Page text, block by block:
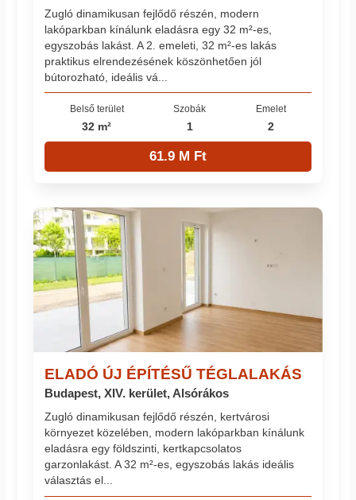
Zugló dinamikusan fejlődő részén, modern
lakóparkban kínálunk eladásra egy 32 m²-es,
egyszobás lakást. A 2. emeleti, 32 m²-es lakás
praktikus elrendezésének köszönhetően jól
bútorozható, ideális vá...
Belső terület
32 m²
Szobák
1
Emelet
2
61.9 M Ft
ELADÓ ÚJ ÉPÍTÉSŰ TÉGLALAKÁS
Budapest, XIV. kerület, Alsórákos
Zugló dinamikusan fejlődő részén, kertvárosi
környezet közelében, modern lakóparkban kínálunk
eladásra egy földszinti, kertkapcsolatos
garzonlakást. A 32 m²-es, egyszobás lakás ideális
választás el...